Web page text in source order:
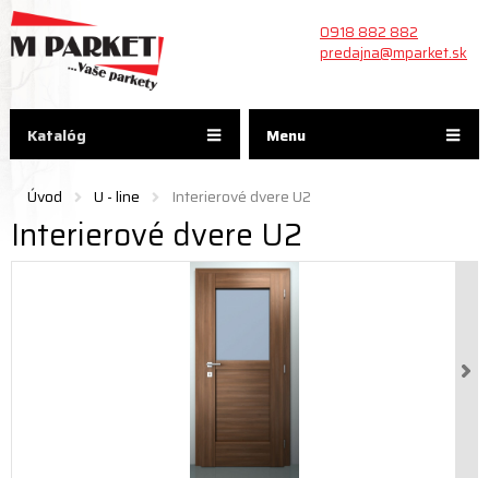
Menu
0918 882 882
predajna@mparket.sk
Úvod U - line Interierové dvere U2
Interierové dvere U2
Katalóg